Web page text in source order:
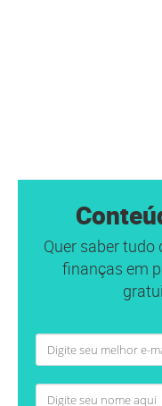
Quer saber
finanças em